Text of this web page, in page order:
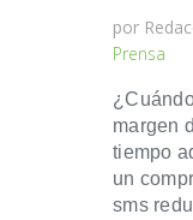
por
Prensa
margen
tiempo
un
sms